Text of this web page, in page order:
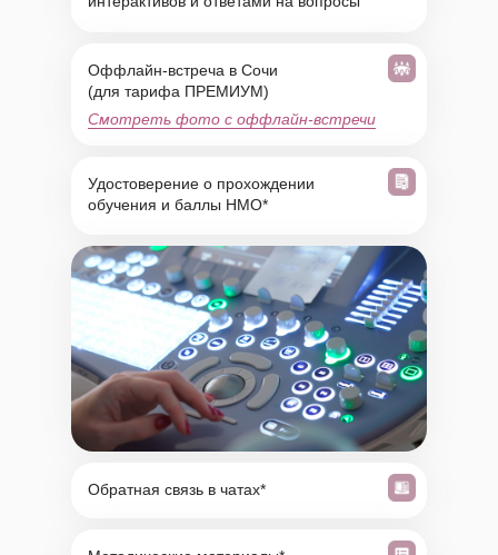
Оффлайн-встреча в Сочи
(для тарифа ПРЕМИУМ)
Удостоверение о прохождении
обучения и баллы НМО*
Смотреть фото с оффлайн-встречи
Обратная связь в чатах*